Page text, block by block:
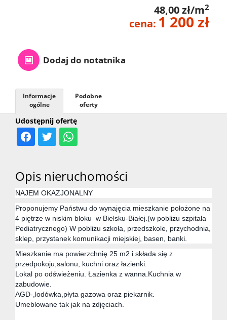
48,00 zł/m2
cena: 1 200 zł
Dodaj do notatnika
Udostępnij ofertę
Informacje
ogólne
Podobne
oferty
Opis nieruchomości
NAJEM OKAZJONALNY
Proponujemy Państwu do wynajęcia mieszkanie położone na
4 piętrze w niskim bloku w Bielsku-Białej.(w pobliżu szpitala
Pediatrycznego) W pobliżu szkoła, przedszkole, przychodnia,
sklep, przystanek komunikacji miejskiej, basen, banki.
Mieszkanie ma powierzchnię 25 m2 i składa się z
przedpokoju,salonu, kuchni oraz łazienki.
Lokal po odświeżeniu. Łazienka z wanna.Kuchnia w
zabudowie.
AGD-,lodówka,płyta gazowa oraz piekarnik.
Umeblowane tak jak na zdjęciach.